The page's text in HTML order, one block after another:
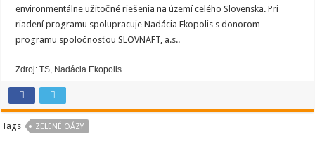
environmentálne užitočné riešenia na území celého Slovenska. Pri
riadení programu spolupracuje Nadácia Ekopolis s donorom
programu spoločnosťou SLOVNAFT, a.s..
Zdroj: TS, Nadácia Ekopolis
Tags ZELENÉ OÁZY